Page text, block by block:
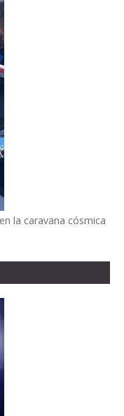
la caravana cósmica